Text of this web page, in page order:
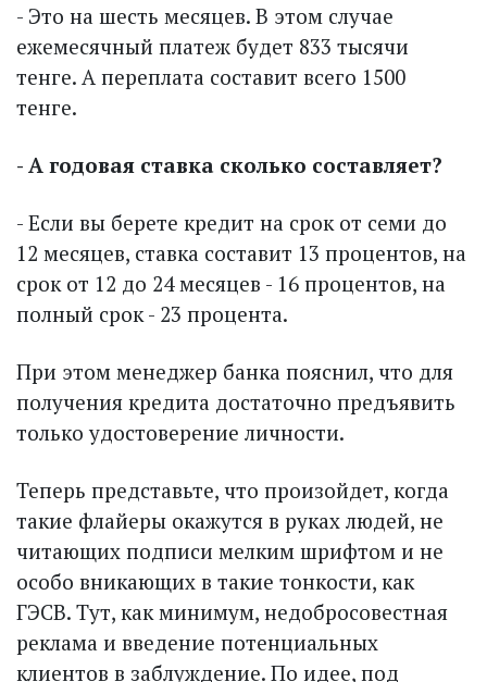
- Это на шесть месяцев. В этом случае
ежемесячный платеж будет 833 тысячи
тенге. А переплата составит всего 1500
тенге.
- А годовая ставка сколько составляет?
- Если вы берете кредит на срок от семи до
12 месяцев, ставка составит 13 процентов, на
срок от 12 до 24 месяцев - 16 процентов, на
полный срок - 23 процента.
При этом менеджер банка пояснил, что для
получения кредита достаточно предъявить
только удостоверение личности.
Теперь представьте, что произойдет, когда
такие флайеры окажутся в руках людей, не
читающих подписи мелким шрифтом и не
особо вникающих в такие тонкости, как
ГЭСВ. Тут, как минимум, недобросовестная
реклама и введение потенциальных
клиентов в заблуждение. По идее, под